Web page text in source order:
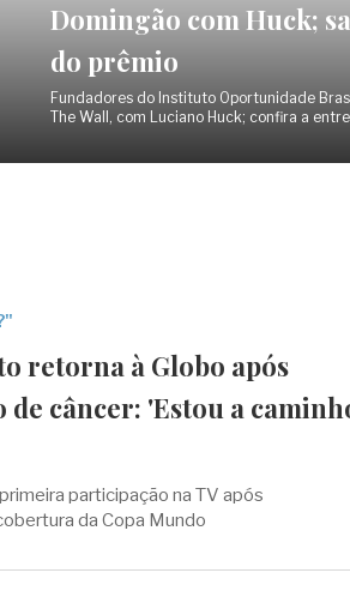
Domingão com Huck;
do prêmio
Fundadores do Instituto Oportunidade
The Wall, com Luciano Huck; confira a
retorna à Globo após
de câncer: 'Estou a
participação na TV após
da Copa Mundo